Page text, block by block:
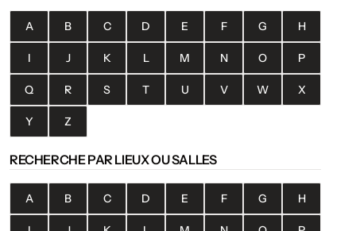
A B C D E F G H
I J K L M N O P
Q R S T U V W X
Y Z
RECHERCHE PAR LIEUX OU SALLES
A B C D E F G H